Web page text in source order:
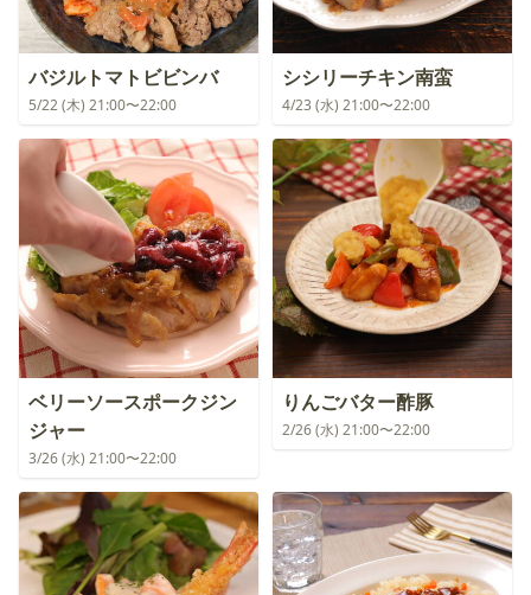
バジルトマトビビンバ
5/22 (木) 21:00〜22:00
シシリーチキン南蛮
4/23 (水) 21:00〜22:00
ベリーソースポークジン
ジャー
3/26 (水) 21:00〜22:00
りんごバター酢豚
2/26 (水) 21:00〜22:00